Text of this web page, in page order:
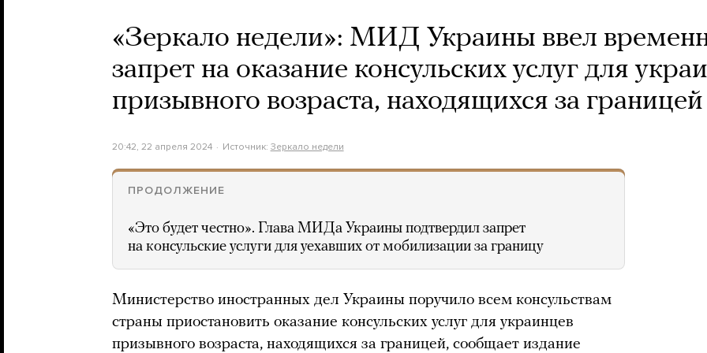
«Зеркало недели»: МИД Украины ввел
запрет на оказание консульских услуг для
призывного возраста, находящихся за границей
20:42, 22 апреля 2024 Источник: Зеркало недели
ПРОДОЛЖЕНИЕ
«Это будет честно». Глава МИДа Украины подтвердил запрет
на консульские услуги для уехавших от мобилизации за границу
Министерство иностранных дел Украины поручило всем консульствам
страны приостановить оказание консульских услуг для украинцев
призывного возраста, находящихся за границей, сообщает издание